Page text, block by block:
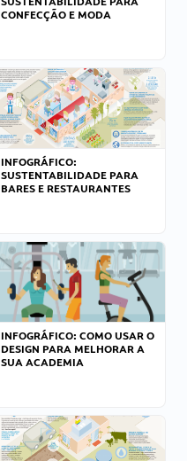
CONFECÇÃO E MODA
INFOGRÁFICO:
SUSTENTABILIDADE PARA
BARES E RESTAURANTES
INFOGRÁFICO: COMO USAR O
DESIGN PARA MELHORAR A
SUA ACADEMIA